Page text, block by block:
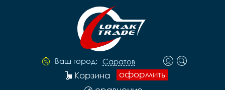
Ваш город: Саратов
оформить
Корзина